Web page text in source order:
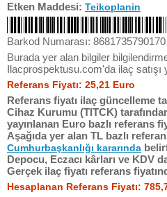
Etken Maddesi: Teikoplanin
Barkod Numarası: 8681735790170
Burada yer alan bilgiler
Ilacprospektusu.com'da ilaç satışı
Referans Fiyatı: 25,21 Euro
Referans fiyatı ilaç güncelleme
Cihaz Kurumu (TITCK)
yayınlanan Euro bazlı referans
Aşağıda yer alan TL bazlı
Cumhurbaşkanlığı kararında
Depocu, Eczacı kârları ve KDV
Gerçek ilaç fiyatı referans
Hesaplanan Referans Fiyatı: